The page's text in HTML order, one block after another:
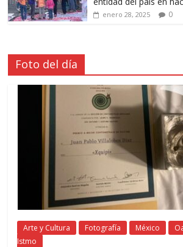
enero 28, 2025 0
Foto del día
Arte y Cultura Fotografía México
Istmo